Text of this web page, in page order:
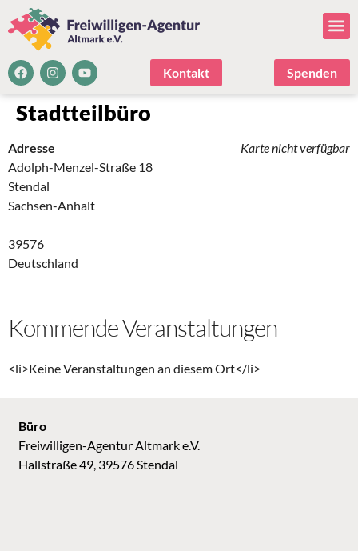
Kontakt Spenden
Stadtteilbüro
Karte nicht verfügbar
Adresse
Adolph-Menzel-Straße 18
Stendal
Sachsen-Anhalt
39576
Deutschland
Kommende Veranstaltungen
<li>Keine Veranstaltungen an diesem Ort</li>
Büro
Freiwilligen-Agentur Altmark e.V.
Hallstraße 49, 39576 Stendal